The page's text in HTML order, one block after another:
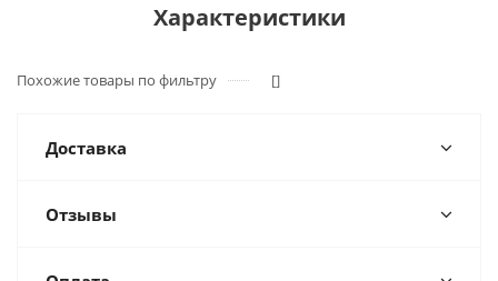
Характеристики
Похожие товары по фильтру []
Доставка
Отзывы